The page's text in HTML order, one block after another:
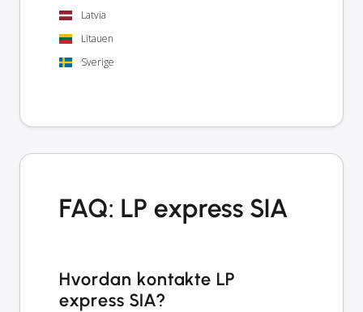
Latvia
Litauen
Sverige
FAQ: LP express SIA
Hvordan kontakte LP
express SIA?